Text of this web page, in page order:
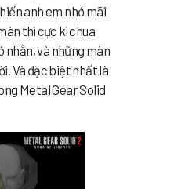
anh em nhớ mãi
thì cực kì chua
và những màn
Và đặc biệt nhất là
Metal Gear Solid